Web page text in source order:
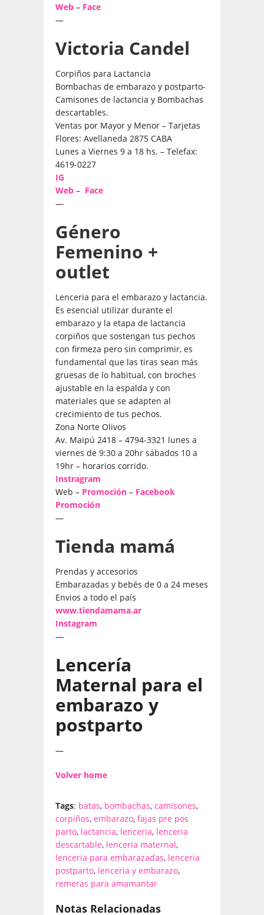
Web – Face
—
Victoria Candel
Corpiños para Lactancia
Bombachas de embarazo y postparto-
Camisones de lactancia y Bombachas
descartables.
Ventas por Mayor y Menor – Tarjetas
Flores: Avellaneda 2875 CABA
Lunes a Viernes 9 a 18 hs. – Telefax:
4619-0227
IG
Web – Face
—
Género
Femenino +
outlet
Lenceria para el embarazo y lactancia.
Es esencial utilizar durante el
embarazo y la etapa de lactancia
corpiños que sostengan tus pechos
con firmeza pero sin comprimir, es
fundamental que las tiras sean más
gruesas de lo habitual, con broches
ajustable en la espalda y con
materiales que se adapten al
crecimiento de tus pechos.
Zona Norte Olivos
Av. Maipú 2418 – 4794-3321 lunes a
viernes de 9:30 a 20hr sábados 10 a
19hr – horarios corrido.
Instragram
Web – Promoción – Facebook
Promoción
—
Tienda mamá
Prendas y accesorios
Embarazadas y bebés de 0 a 24 meses
Envios a todo el país
www.tiendamama.ar
Instagram
—
Lencería
Maternal para el
embarazo y
postparto
—
Volver home
Tags: batas, bombachas, camisones,
corpiños, embarazo, fajas pre pos
parto, lactancia, lenceria, lenceria
descartable, lenceria maternal,
lenceria para embarazadas, lenceria
postparto, lenceria y embarazo,
remeras para amamantar
Notas Relacionadas